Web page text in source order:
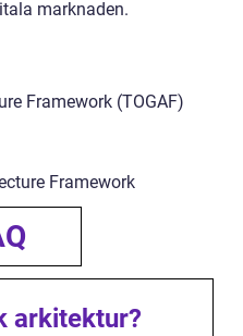
marknaden.
Framework (TOGAF)
Framework
arkitektur?